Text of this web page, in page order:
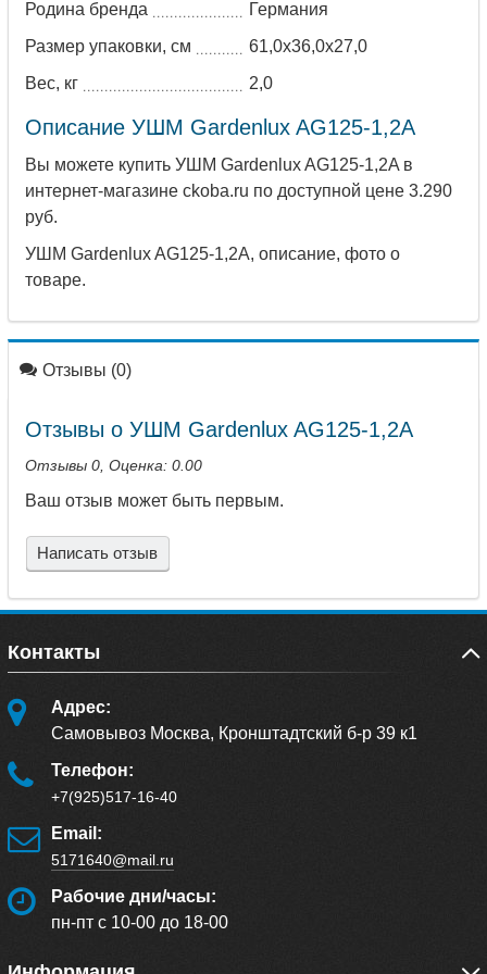
Блокировка кнопки включения есть
Дополнительная рукоятка есть
Фиксация шпинделя есть
Вес 2,4 кг
Родина бренда
Германия
Размер упаковки, см
61,0х36,0х27,0
Вес, кг
2,0
Описание УШМ Gardenlux AG125-1,2A
Вы можете купить УШМ Gardenlux AG125-1,2A в
интернет-магазине ckoba.ru по доступной цене 3.290
руб.
УШМ Gardenlux AG125-1,2A, описание, фото о
товаре.
Отзывы (0)
Отзывы о УШМ Gardenlux AG125-1,2A
Отзывы 0, Оценка: 0.00
Ваш отзыв может быть первым.
Написать отзыв
Контакты
Адрес:
Самовывоз Москва, Кронштадтский б-р 39 к1
Телефон:
+7(925)517-16-40
Email:
5171640@mail.ru
Рабочие дни/часы:
пн-пт с 10-00 до 18-00